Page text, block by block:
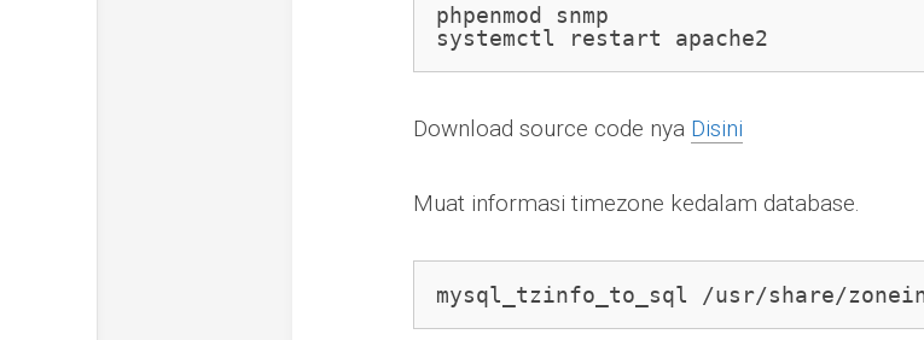
phpenmod snmp
systemctl restart apache2
Download source code nya Disini
Muat informasi timezone kedalam database.
mysql_tzinfo_to_sql /usr/share/